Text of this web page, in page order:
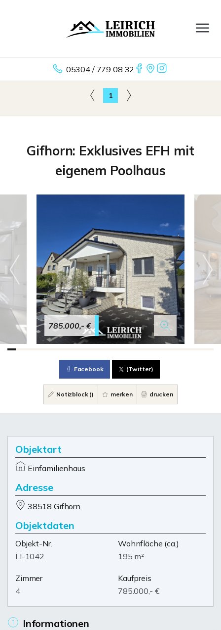
05304 / 779 08 32
1
Gifhorn: Exklusives EFH mit
eigenem Poolhaus
785.000,- €
Facebook (Twitter)
Notizblock () merken drucken
Objektart
Einfamilienhaus
Adresse
38518 Gifhorn
Objektdaten
Objekt-Nr.
LI-1042
Wohnfläche (ca.)
195 m²
Zimmer
4
Kaufpreis
785.000,- €
Informationen